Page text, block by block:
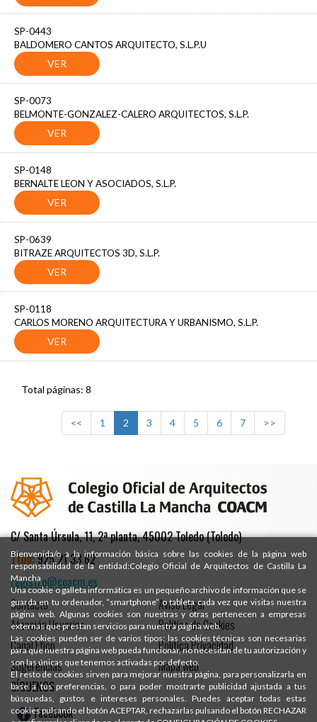
SP-0443
BALDOMERO CANTOS ARQUITECTO, S.L.P.U
SP-0073
BELMONTE-GONZALEZ-CALERO ARQUITECTOS, S.L.P.
SP-0148
BERNALTE LEON Y ASOCIADOS, S.L.P.
SP-0639
BITRAZE ARQUITECTOS 3D, S.L.P.
SP-0118
CARLOS MORENO ARQUITECTURA Y URBANISMO, S.L.P.
Total páginas: 8
<< 1 2 3 4 5 6 7 >>
C/ Santa Úrsula, 11, 2ª planta, 45002 Toledo (Toledo)
Tfno:925 21 33 62
registro@coacm.es
Contacto
Atención Usuarios
Canal Ético
Sugerencias
Aviso Legal
Política de Cookies
Política Privacidad
Mapa web
SÍGUENOS
Facebook
Bienvenida/o a la información básica sobre las cookies de la página web
responsabilidad de la entidad:Colegio Oficial de Arquitectos de Castilla La
Mancha
Una cookie o galleta informática es un pequeño archivo de información que se
guarda en tu ordenador, “smartphone” o tableta cada vez que visitas nuestra
página web. Algunas cookies son nuestras y otras pertenecen a empresas
externas que prestan servicios para nuestra página web.
Las cookies pueden ser de varios tipos: las cookies técnicas son necesarias
para que nuestra página web pueda funcionar, no necesitan de tu autorización y
son las únicas que tenemos activadas por defecto.
El resto de cookies sirven para mejorar nuestra página, para personalizarla en
base a tus preferencias, o para poder mostrarte publicidad ajustada a tus
búsquedas, gustos e intereses personales. Puedes aceptar todas estas
cookies pulsando el botón ACEPTAR, rechazarlas pulsando el botón RECHAZAR